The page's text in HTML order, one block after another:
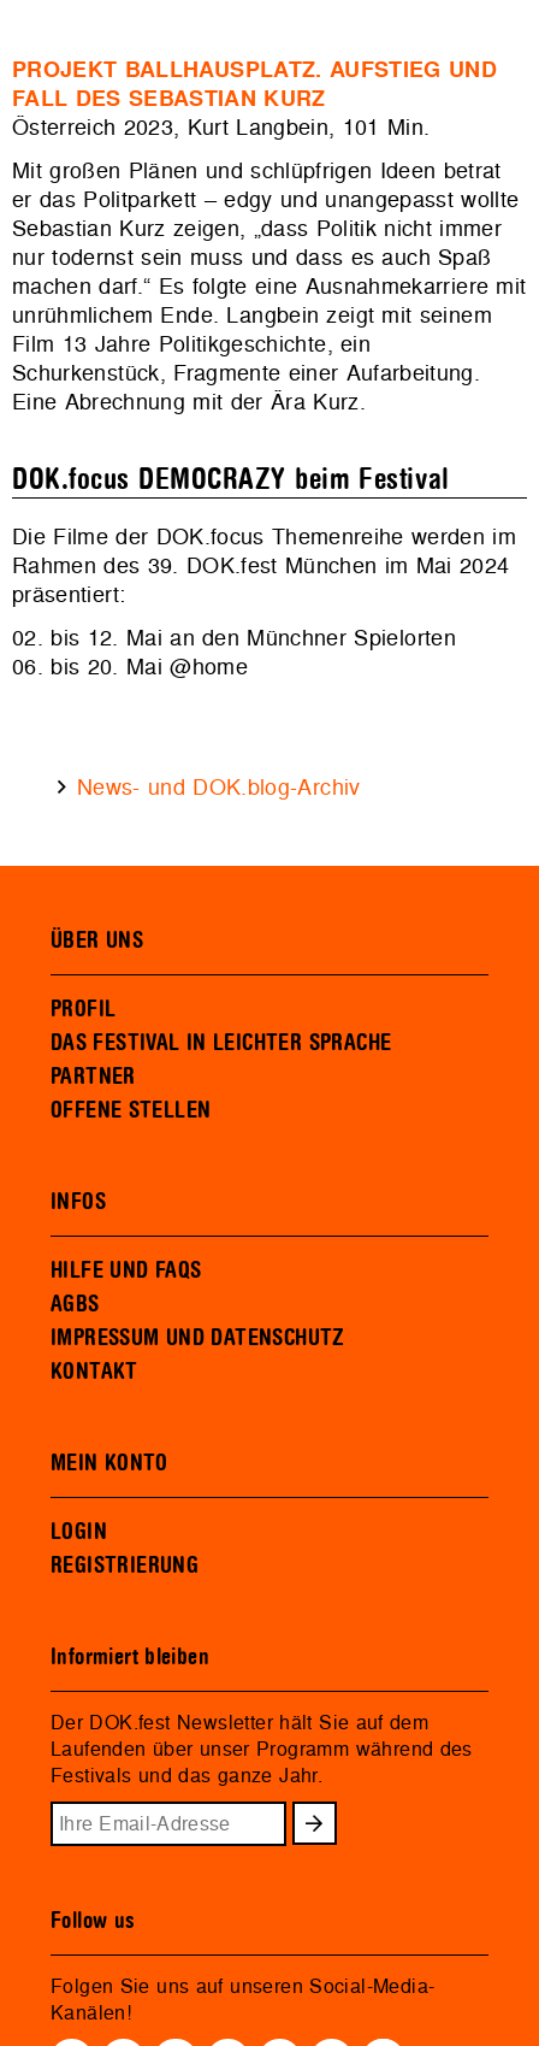
PROJEKT BALLHAUSPLATZ. AUFSTIEG UND
FALL DES SEBASTIAN KURZ
Österreich 2023, Kurt Langbein, 101 Min.
Mit großen Plänen und schlüpfrigen Ideen betrat
er das Politparkett – edgy und unangepasst wollte
Sebastian Kurz zeigen, „dass Politik nicht immer
nur todernst sein muss und dass es auch Spaß
machen darf.“ Es folgte eine Ausnahmekarriere mit
unrühmlichem Ende. Langbein zeigt mit seinem
Film 13 Jahre Politikgeschichte, ein
Schurkenstück, Fragmente einer Aufarbeitung.
Eine Abrechnung mit der Ära Kurz.
DOK.focus DEMOCRAZY beim Festival
Die Filme der DOK.focus Themenreihe werden im
Rahmen des 39. DOK.fest München im Mai 2024
präsentiert:
02. bis 12. Mai an den Münchner Spielorten
06. bis 20. Mai @home
News- und DOK.blog-Archiv
ÜBER UNS
PROFIL
DAS FESTIVAL IN LEICHTER SPRACHE
PARTNER
OFFENE STELLEN
INFOS
HILFE UND FAQS
AGBS
IMPRESSUM UND DATENSCHUTZ
KONTAKT
MEIN KONTO
LOGIN
REGISTRIERUNG
Informiert bleiben
Der DOK.fest Newsletter hält Sie auf dem
Laufenden über unser Programm während des
Festivals und das ganze Jahr.
Follow us
Folgen Sie uns auf unseren Social-Media-
Kanälen!